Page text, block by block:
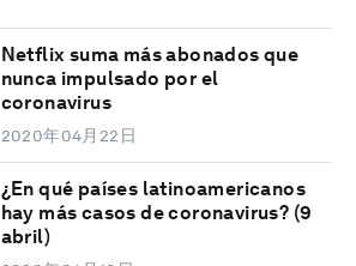
Netflix suma más abonados que
nunca impulsado por el
coronavirus
2020年04月22日
¿En qué países latinoamericanos
hay más casos de coronavirus? (9
abril)